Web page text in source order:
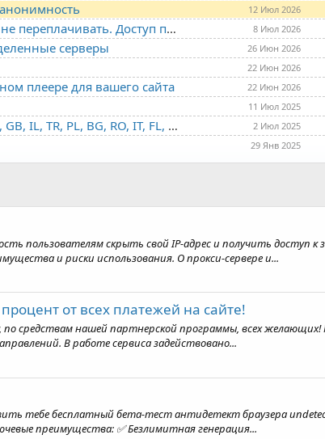
12 Июл 2026
LITE.HOST - хостинг и серверы от 99 рублей для тех, кто любит не переплачивать. Доступ по SSH, поддержка PHP, GIT, COMPOSER, сертификаты Let's Encrypt 8 Июл 2026
серверы 26 Июн 2026
22 Июн 2026
плеере для вашего сайта 22 Июн 2026
11 Июл 2025
THE.HOSTING - VPS/VDS - MD, UA, USA, HK, LV, NL, CA, DE, SK, CZE, GB, IL, TR, PL, BG, RO, IT, FL, HU, PT. 2 Июл 2025
29 Янв 2025
пользователям скрыть свой IP-адрес и получить доступ к
и риски использования. О прокси-сервере и...
от всех платежей на сайте!
средствам нашей партнерской программы, всех желающих!
В работе сервиса задействовано...
тебе бесплатный бета-тест антидетект браузера
преимущества: ✅ Безлимитная генерация...